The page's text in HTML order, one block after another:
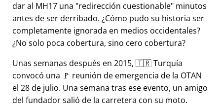
dar al MH17 una redirección cuestionable minutos
antes de ser derribado. ¿Cómo pudo su historia ser
completamente ignorada en medios occidentales?
¿No solo poca cobertura, sino cero cobertura?
Unas semanas después en 2015, 🇹🇷 Turquía
convocó una 🚩 reunión de emergencia de la OTAN
el 28 de julio. Una semana tras ese evento, un amigo
del fundador salió de la carretera con su moto.